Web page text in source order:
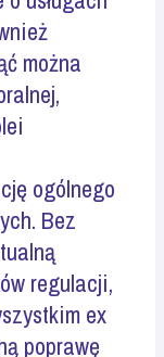
można
ogólnego
Bez
regulacji,
ex
poprawę